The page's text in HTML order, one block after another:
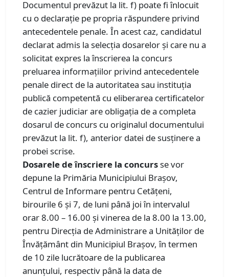
Documentul prevăzut la lit. f) poate fi înlocuit
cu o declaraţie pe propria răspundere privind
antecedentele penale. În acest caz, candidatul
declarat admis la selecţia dosarelor şi care nu a
solicitat expres la înscrierea la concurs
preluarea informaţiilor privind antecedentele
penale direct de la autoritatea sau instituţia
publică competentă cu eliberarea certificatelor
de cazier judiciar are obligaţia de a completa
dosarul de concurs cu originalul documentului
prevăzut la lit. f), anterior datei de susţinere a
probei scrise.
Dosarele de înscriere la concursse vor
depune la Primăria Municipiului Brașov,
Centrul de Informare pentru Cetățeni,
birourile 6 și 7, de luni până joi în intervalul
orar 8.00 – 16.00 și vinerea de la 8.00 la 13.00,
pentru Direcția de Administrare a Unităților de
Învățământ din Municipiul Brașov, în termen
de 10 zile lucrătoare de la publicarea
anunțului, respectiv până la data de